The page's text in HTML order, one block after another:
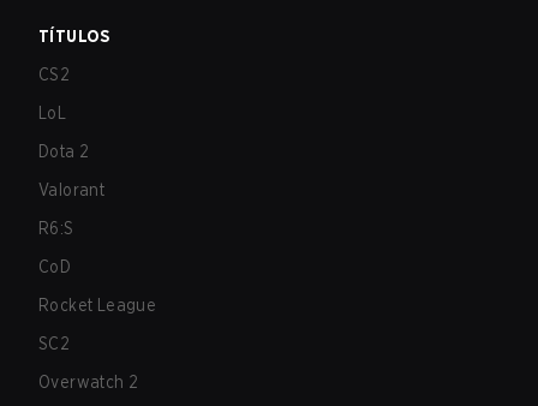
TÍTULOS
CS2
LoL
Dota 2
Valorant
R6:S
CoD
Rocket League
SC2
Overwatch 2